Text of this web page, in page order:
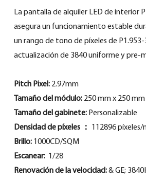
La pantalla de alquiler LED de interior
asegura un funcionamiento estable
un rango de tono de píxeles de
actualización de 3840 uniforme y pre-
Pitch Pixel: 2.97mm
Tamaño del módulo: 250 mm x 250 mm
Tamaño del gabinete: Personalizable
Densidad de píxeles
： 112896 píxeles/
Brillo: 1000CD/SQM
Escanear: 1/28
Renovación de la velocidad:& GE;